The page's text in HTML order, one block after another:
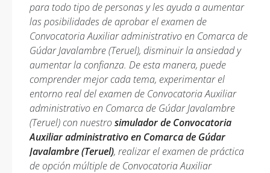
para todo tipo de personas y les ayuda a aumentar
las posibilidades de aprobar el examen de
Convocatoria Auxiliar administrativo en Comarca de
Gúdar Javalambre (Teruel), disminuir la ansiedad y
aumentar la confianza. De esta manera, puede
comprender mejor cada tema, experimentar el
entorno real del examen de Convocatoria Auxiliar
administrativo en Comarca de Gúdar Javalambre
(Teruel) con nuestrosimulador de Convocatoria
Auxiliar administrativo en Comarca de Gúdar
Javalambre (Teruel), realizar el examen de práctica
de opción múltiple de Convocatoria Auxiliar